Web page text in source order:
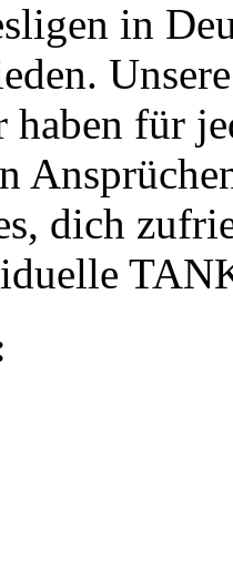
in
für
dich